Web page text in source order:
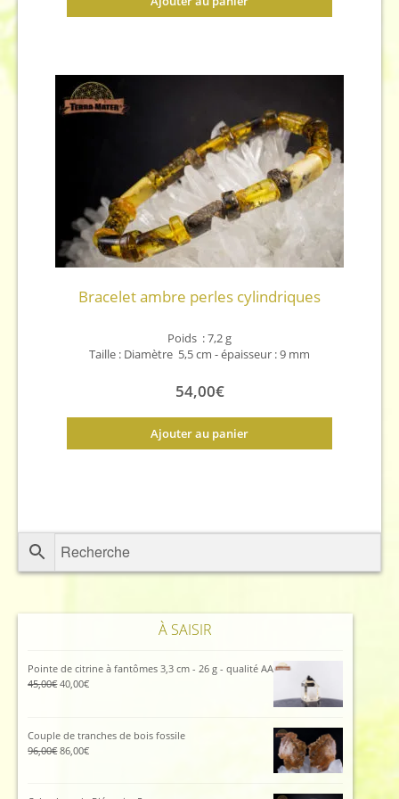
Bracelet ambre perles cylindriques
Poids : 7,2 g
Taille : Diamètre 5,5 cm - épaisseur : 9 mm
54,00€
Ajouter au panier
À SAISIR
Pointe de citrine à fantômes 3,3 cm - 26 g - qualité AA
45,00€Le
45,00€.
40,00€Le
40,00€.
Couple de tranches de bois fossile
96,00€Le
86,00€Le
est :